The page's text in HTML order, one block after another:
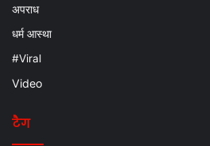
अपराध
धर्म आस्था
#Viral
Video
टैग